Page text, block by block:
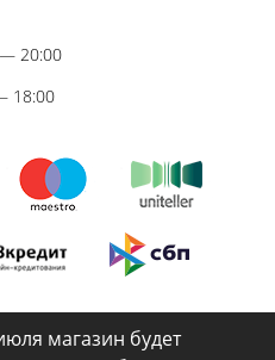
магазин будет
20:00
18:00